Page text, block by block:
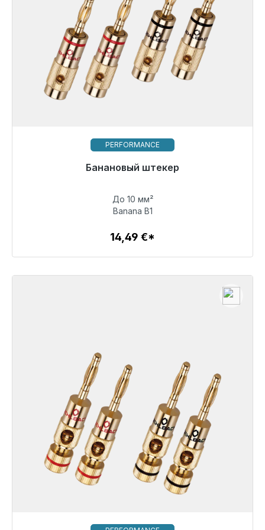
PERFORMANCE
Банановый штекер
14,49 €
Детали
До 10 мм²
Banana B1
14,49 €*